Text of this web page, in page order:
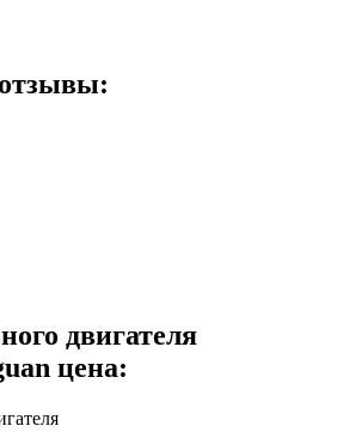
двигателя
цена: